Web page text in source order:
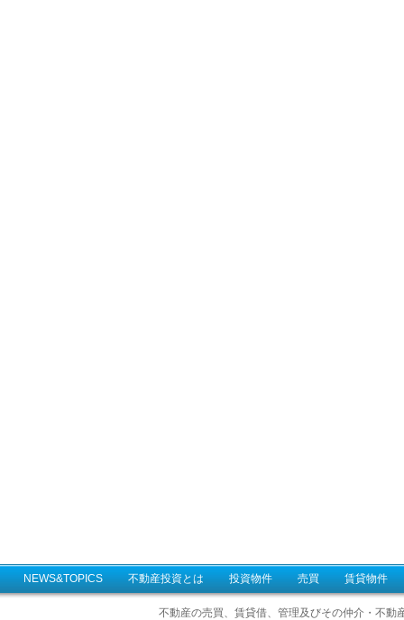
NEWS&TOPICS 不動産投資とは 投資物件 売買 賃貸物件
不動産の売買、賃貸借、管理及びその仲介・不